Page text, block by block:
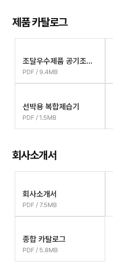
제품 카탈로그
조달우수제품 공기조화기
PDF / 9.4MB
선박용 복합제습기
PDF / 1.5MB
회사소개서
회사소개서
PDF / 7.5MB
종합 카탈로그
PDF / 5.8MB